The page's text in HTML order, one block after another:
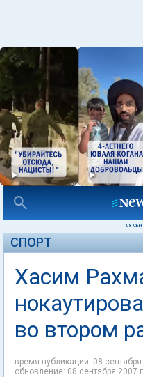
08
СПОРТ
Хасим
во втором
время публикации: 08
обновление: 08 сентября 2007